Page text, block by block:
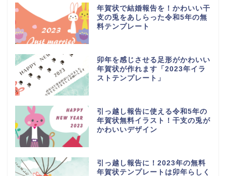
年賀状で結婚報告を！かわいい干
支の兎をあしらった令和5年の無
料テンプレート
卯年を感じさせる足形がかわいい
年賀状が作れます「2023年イラ
ストテンプレート」
引っ越し報告に使える令和5年の
年賀状無料イラスト！干支の兎が
かわいいデザイン
引っ越し報告に！2023年の無料
年賀状テンプレートは卯年らしく